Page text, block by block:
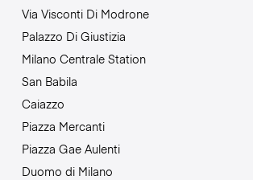
Via Visconti Di Modrone
Palazzo Di Giustizia
Milano Centrale Station
San Babila
Caiazzo
Piazza Mercanti
Piazza Gae Aulenti
Duomo di Milano